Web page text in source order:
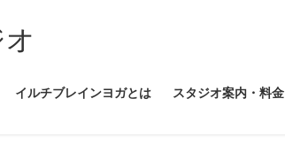
イルチブレインヨガとは スタジオ案内・料金